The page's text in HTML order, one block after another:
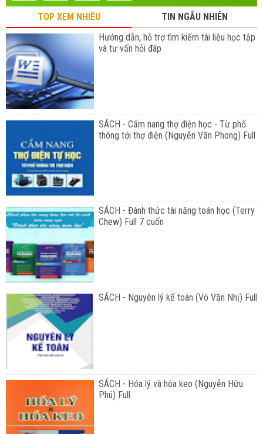
TOP XEM NHIỀU
TIN NGẪU NHIÊN
Hướng dẫn, hỗ trợ tìm kiếm tài liệu học tập
và tư vấn hỏi đáp
SÁCH - Cẩm nang thợ điện học - Từ phổ
thông tới thợ điện (Nguyễn Văn Phong) Full
SÁCH - Đánh thức tài năng toán học (Terry
Chew) Full 7 cuốn
SÁCH - Nguyên lý kế toán (Võ Văn Nhị) Full
SÁCH - Hóa lý và hóa keo (Nguyễn Hữu
Phú) Full